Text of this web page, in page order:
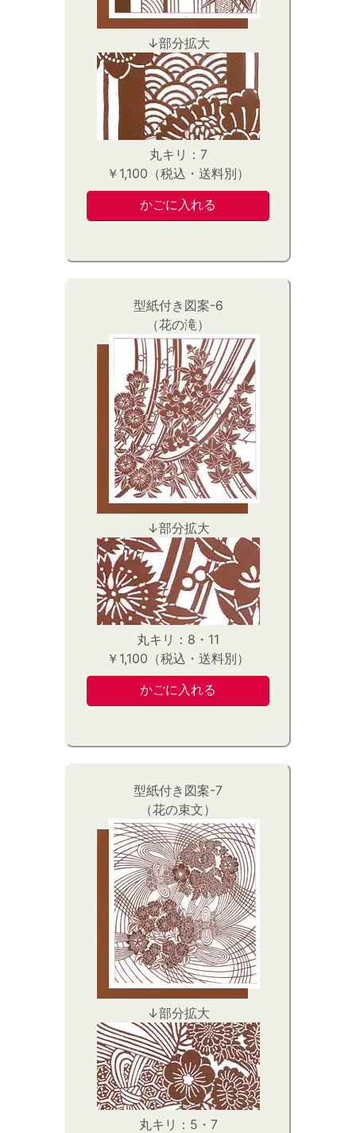
↓部分拡大
丸キリ：7
￥1,100（税込・送料別）
型紙付き図案-6
（花の滝）
↓部分拡大
丸キリ：8・11
￥1,100（税込・送料別）
型紙付き図案-7
（花の束文）
↓部分拡大
丸キリ：5・7